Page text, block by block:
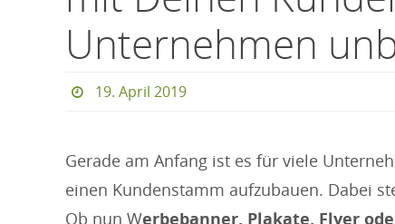
Unternehmen
19. April 2019
Gerade am Anfang ist es für viele
einen Kundenstamm aufzubauen. Dabei
Ob nun Werbebanner, Plakate, Flyer